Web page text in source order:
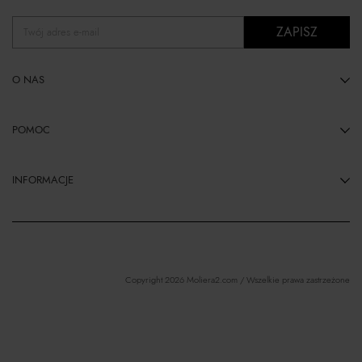
ZAPISZ
O NAS
POMOC
INFORMACJE
Copyright 2026 Moliera2.com / Wszelkie prawa zastrzeżone